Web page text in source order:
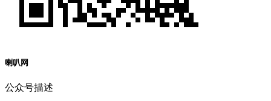
喇叭网
公众号描述